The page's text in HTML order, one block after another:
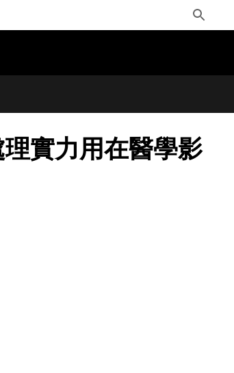
Toggle
Search
實力用在醫學影